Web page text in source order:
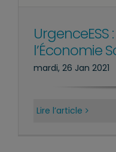
l’Économie
mardi, 26 Jan 2021
Lire l’article